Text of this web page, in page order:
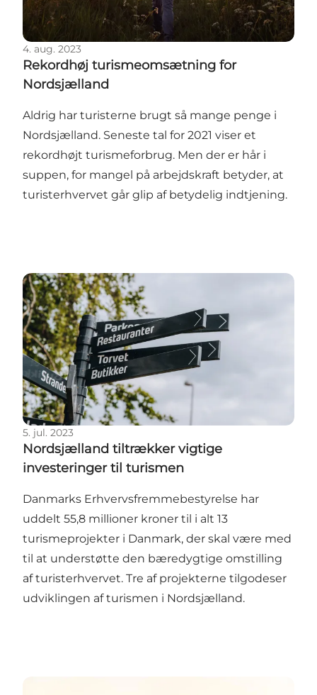
4. aug. 2023
Rekordhøj turismeomsætning for
Nordsjælland
Aldrig har turisterne brugt så mange penge i
Nordsjælland. Seneste tal for 2021 viser et
rekordhøjt turismeforbrug. Men der er hår i
suppen, for mangel på arbejdskraft betyder, at
turisterhvervet går glip af betydelig indtjening.
Nordsjælland tiltrækker vigtige investeringer til
5. jul. 2023
Nordsjælland tiltrækker vigtige
investeringer til turismen
Danmarks Erhvervsfremmebestyrelse har
uddelt 55,8 millioner kroner til i alt 13
turismeprojekter i Danmark, der skal være med
til at understøtte den bæredygtige omstilling
af turisterhvervet. Tre af projekterne tilgodeser
udviklingen af turismen i Nordsjælland.